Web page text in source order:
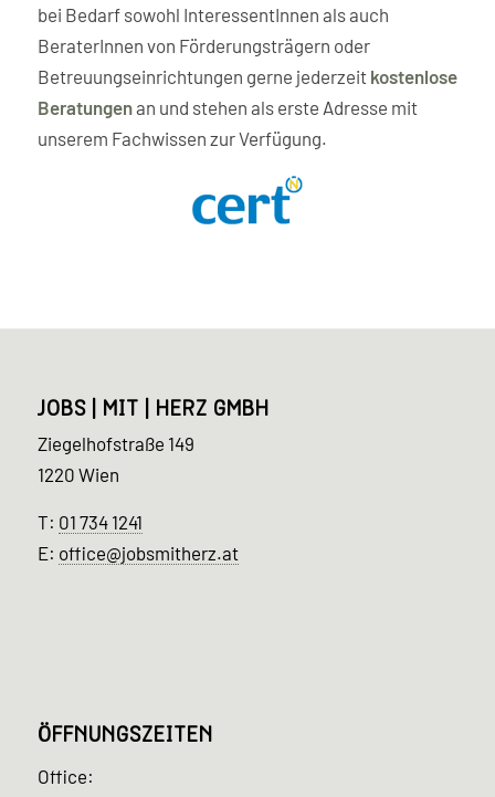
bei Bedarf sowohl InteressentInnen als auch
BeraterInnen von Förderungsträgern oder
Betreuungseinrichtungen gerne jederzeit kostenlose
Beratungenan und stehen als erste Adresse mit
unserem Fachwissen zur Verfügung.
JOBS | MIT | HERZ GMBH
Ziegelhofstraße 149
1220 Wien
T: 01 734 1241
E: office@jobsmitherz.at
ÖFFNUNGSZEITEN
Office: